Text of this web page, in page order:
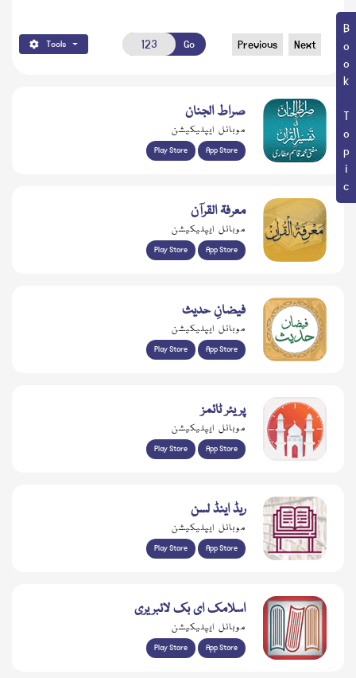
Book Topic
Tools Go Previous Next
صراط الجنان
موبائل ایپلیکیشن
Play Store App Store
معرفۃ القرآن
موبائل ایپلیکیشن
Play Store App Store
فیضانِ حدیث
موبائل ایپلیکیشن
Play Store App Store
پریئر ٹائمز
موبائل ایپلیکیشن
Play Store App Store
ریڈ اینڈ لسن
موبائل ایپلیکیشن
Play Store App Store
اسلامک ای بک لائبریری
موبائل ایپلیکیشن
Play Store App Store